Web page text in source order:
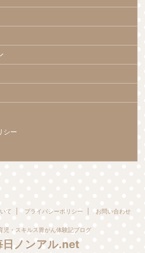
シー
て プライバシーポリシー お問い合わせ
児・スキルス胃がん体験記ブログ
日ノンアル.net